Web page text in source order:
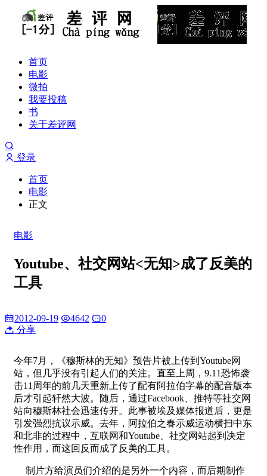
首页
电影
微拍
我要投稿
书
关于差评网
登录
首页
电影
正文
电影
Youtube、社交网站<无知>成了反美的
工具
2012-09-19 4642
0
分享
今年7月，《穆斯林的无知》预告片被上传到Youtube网
站，但几乎没有引起人们的关注。直至上周，9.11恐怖袭
击11周年的前几天重新上传了配有阿拉伯字幕的配音版本
后才引起轩然大波。随后，通过Facebook、推特等社交网
站向穆斯林社会迅速传开。此事被埃及媒体报道后，更是
引发强烈抗议示威。去年，阿拉伯之春示威运动横扫中东
和北非的过程中，互联网和Youtube、社交网站起到决定
性作用，而这回反而成了反美的工具。
制片方给演员们介绍的是另外一个内容，而后期制作